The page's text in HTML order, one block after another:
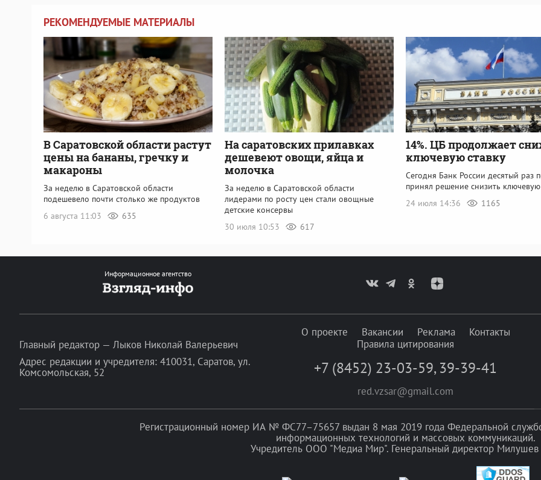
РЕКОМЕНДУЕМЫЕ МАТЕРИАЛЫ
В Саратовской области растут
цены на бананы, гречку и
макароны
За неделю в Саратовской области
подешевело почти столько же продуктов
6 августа 11:03
635
На саратовских прилавках
дешевеют овощи, яйца и
молочка
За неделю в Саратовской области
лидерами по росту цен стали овощные
детские консервы
30 июля 10:53
617
14%. ЦБ продолжает
ключевую ставку
Сегодня Банк России десятый раз
принял решение снизить ключевую
24 июля 14:36
1165
Информационное агентство
Главный редактор — Лыков Николай Валерьевич
Адрес редакции и учредителя: 410031, Саратов, ул.
Комсомольская, 52
О проекте Вакансии Реклама
Контакты
Правила цитирования
+7 (8452) 23-03-59, 39-39-41
red.vzsar@gmail.com
Регистрационный номер ИА № ФС77–75657 выдан 8 мая 2019 года Федеральной
информационных технологий и массовых коммуникаций.
Учредитель ООО "Медиа Мир". Генеральный директор